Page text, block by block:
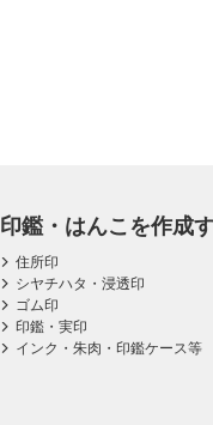
印鑑・はんこを作成
住所印
シヤチハタ・浸透印
ゴム印
印鑑・実印
インク・朱肉・印鑑ケース等